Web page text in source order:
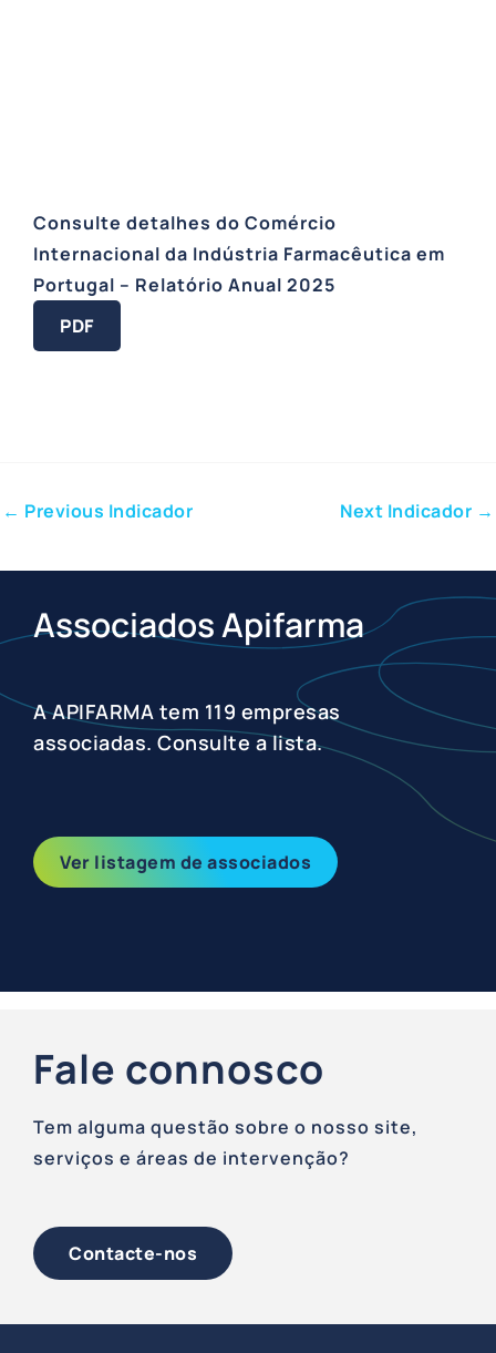
Consulte detalhes do Comércio
Internacional da Indústria Farmacêutica em
Portugal – Relatório Anual 2025
PDF
← Previous Indicador Next Indicador →
Associados Apifarma
A APIFARMA tem 119 empresas
associadas. Consulte a lista.
Ver listagem de associados
Fale connosco
Tem alguma questão sobre o nosso site,
serviços e áreas de intervenção?
Contacte-nos